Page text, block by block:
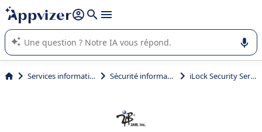
répondre (plusieurs lignes avec
L'IA de Appvizer vous guide dans l'utilisation ou la sélection de
logiciel SaaS en entreprise.
Services informatiques Sécurité informatique iLock Security Services